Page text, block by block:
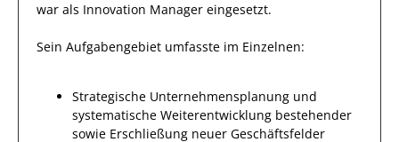
war als Innovation Manager eingesetzt.
Sein Aufgabengebiet umfasste im Einzelnen:
Strategische Unternehmensplanung und
systematische Weiterentwicklung bestehender
sowie Erschließung neuer Geschäftsfelder